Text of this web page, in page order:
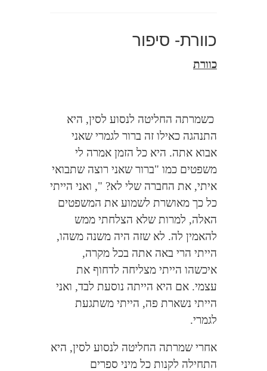
כוורת- סיפור
כוורת
כשמרתה החליטה לנסוע לסין, היא
התנהגה כאילו זה ברור לגמרי שאני
אבוא אתה. היא כל הזמן אמרה לי
משפטים כמו "ברור שאני רוצה שתבואי
איתי, את החברה שלי לא? ", ואני הייתי
כל כך מאושרת לשמוע את המשפטים
האלה, למרות שלא הצלחתי ממש
להאמין לה. לא שזה היה משנה משהו,
הייתי הרי באה אתה בכל מקרה,
איכשהו הייתי מצליחה לדחוף את
עצמי. אם היא הייתה נוסעת לבד, ואני
הייתי נשארת פה, הייתי משתגעת
לגמרי.
אחרי שמרתה החליטה לנסוע לסין, היא
התחילה לקנות כל מיני ספרים